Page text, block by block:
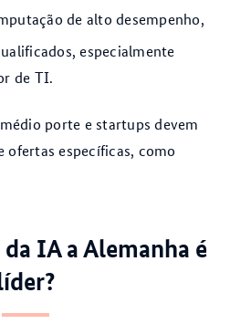
de alto desempenho,
especialmente
de TI.
porte e startups devem
ofertas específicas, como
IA a Alemanha é